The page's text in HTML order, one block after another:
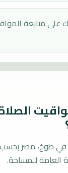
على متابعة
العامة للمساحة.